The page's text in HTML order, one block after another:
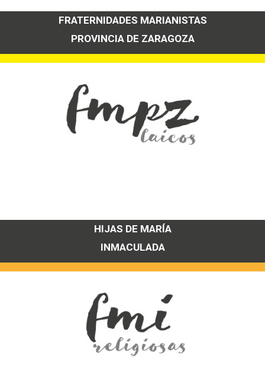
FRATERNIDADES MARIANISTAS
PROVINCIA DE ZARAGOZA
HIJAS DE MARÍA
INMACULADA